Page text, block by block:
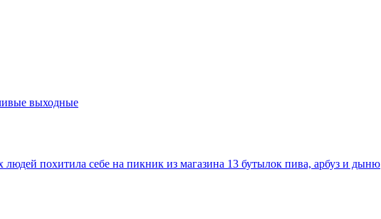
выходные
похитила себе на пикник из магазина 13 бутылок пива, арбуз и дыню